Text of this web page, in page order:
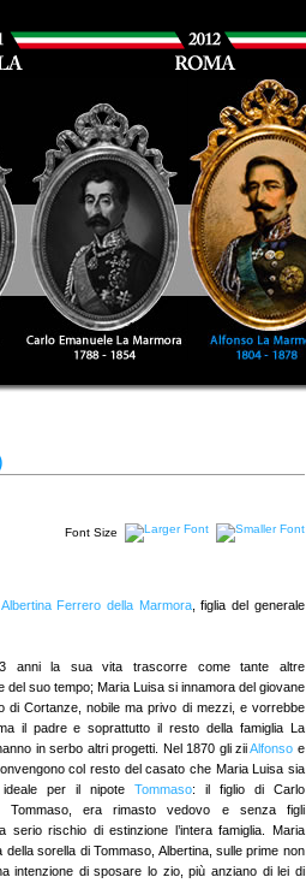
Font Size
Albertina Ferrero della Marmora, figlia del generale
anni la sua vita trascorre come tante altre
del suo tempo; Maria Luisa si innamora del giovane
di Cortanze, nobile ma privo di mezzi, e vorrebbe
il padre e soprattutto il resto della famiglia La
in serbo altri progetti. Nel 1870 gli ziiAlfonso e
col resto del casato che Maria Luisa sia
per il nipote Tommaso: il figlio di Carlo
Tommaso, era rimasto vedovo e senza figli
serio rischio di estinzione l’intera famiglia. Maria
della sorella di Tommaso, Albertina, sulle prime non
intenzione di sposare lo zio, più anziano di lei di